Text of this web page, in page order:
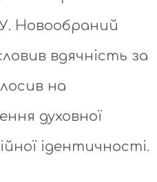
Новообраний
вдячність за
на
духовної
ідентичності.